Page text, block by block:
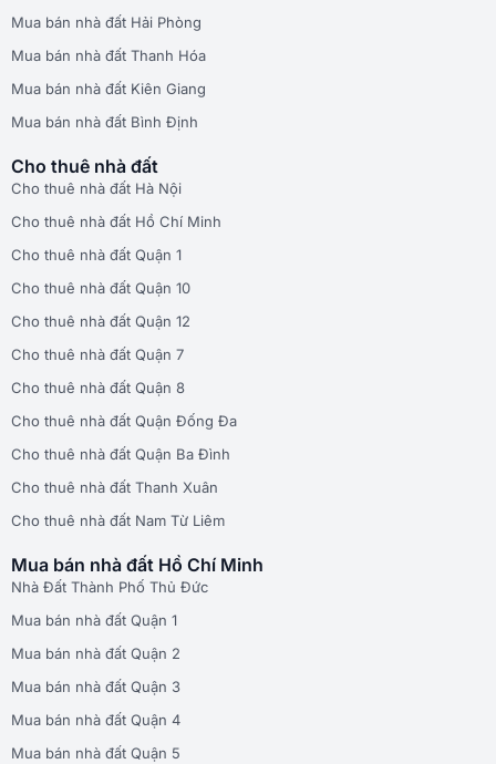
Mua bán nhà đất Hải Phòng
Mua bán nhà đất Thanh Hóa
Mua bán nhà đất Kiên Giang
Mua bán nhà đất Bình Định
Cho thuê nhà đất
Cho thuê nhà đất Hà Nội
Cho thuê nhà đất Hồ Chí Minh
Cho thuê nhà đất Quận 1
Cho thuê nhà đất Quận 10
Cho thuê nhà đất Quận 12
Cho thuê nhà đất Quận 7
Cho thuê nhà đất Quận 8
Cho thuê nhà đất Quận Đống Đa
Cho thuê nhà đất Quận Ba Đình
Cho thuê nhà đất Thanh Xuân
Cho thuê nhà đất Nam Từ Liêm
Mua bán nhà đất Hồ Chí Minh
Nhà Đất Thành Phố Thủ Đức
Mua bán nhà đất Quận 1
Mua bán nhà đất Quận 2
Mua bán nhà đất Quận 3
Mua bán nhà đất Quận 4
Mua bán nhà đất Quận 5